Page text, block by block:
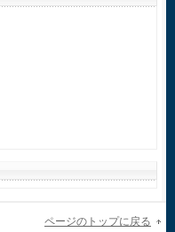
ページのトップに戻る